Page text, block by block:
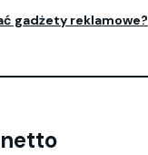
gadżety reklamowe?
netto